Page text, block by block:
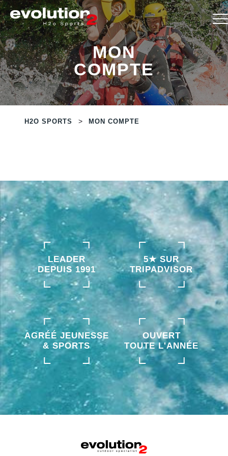
MON
COMPTE
H2O SPORTS > MON COMPTE
LEADER
DEPUIS 1991
5★ SUR
TRIPADVISOR
AGRÉÉ JEUNESSE
& SPORTS
OUVERT
TOUTE L'ANNÉE